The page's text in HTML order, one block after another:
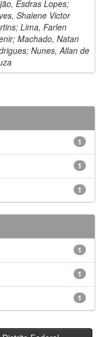
Esdras Lopes;
Shaiene Victor
Lima, Farlen
Machado, Natan
Nunes, Allan de
1
1
1
1
1
1